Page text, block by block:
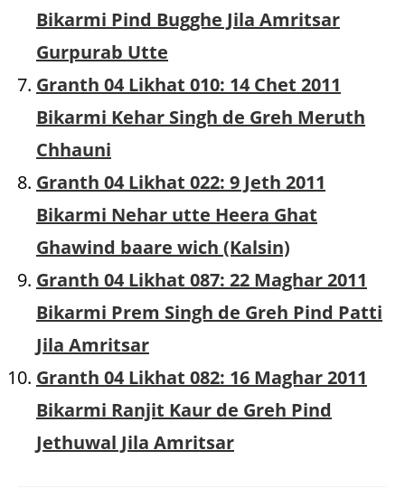
Bikarmi Pind Bugghe Jila Amritsar
Gurpurab Utte
Granth 04 Likhat 010: 14 Chet 2011
Bikarmi Kehar Singh de Greh Meruth
Chhauni
Granth 04 Likhat 022: 9 Jeth 2011
Bikarmi Nehar utte Heera Ghat
Ghawind baare wich (Kalsin)
Granth 04 Likhat 087: 22 Maghar 2011
Bikarmi Prem Singh de Greh Pind Patti
Jila Amritsar
Granth 04 Likhat 082: 16 Maghar 2011
Bikarmi Ranjit Kaur de Greh Pind
Jethuwal Jila Amritsar